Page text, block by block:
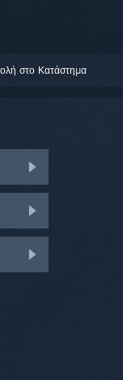
στο Κατάστημα